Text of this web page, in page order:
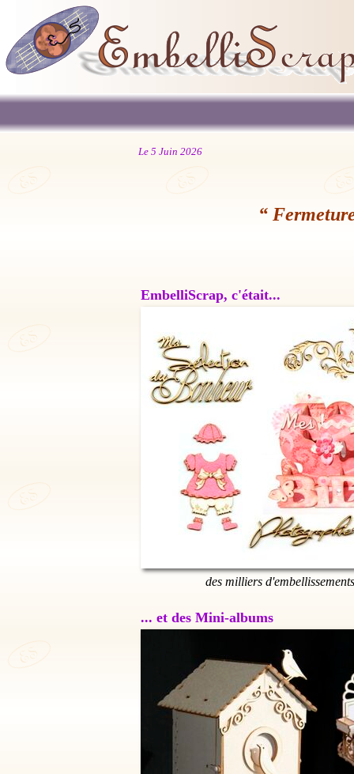
Le 5 Juin 2026
“
EmbelliScrap, c'était...
des milliers
... et des Mini-albums